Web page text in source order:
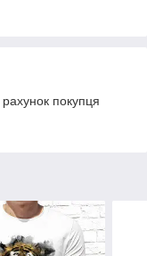
покупця